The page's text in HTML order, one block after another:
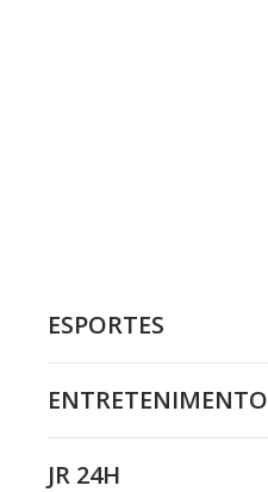
ESPORTES
ENTRETENIMENTO
JR 24H